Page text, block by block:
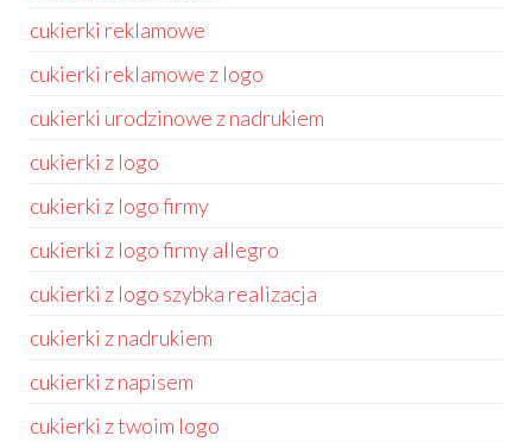
cukierki reklamowe
cukierki reklamowe z logo
cukierki urodzinowe z nadrukiem
cukierki z logo
cukierki z logo firmy
cukierki z logo firmy allegro
cukierki z logo szybka realizacja
cukierki z nadrukiem
cukierki z napisem
cukierki z twoim logo